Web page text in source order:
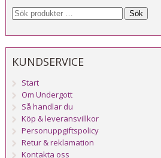
Sök
KUNDSERVICE
Start
Om Undergott
Så handlar du
Köp & leveransvillkor
Personuppgiftspolicy
Retur & reklamation
Kontakta oss